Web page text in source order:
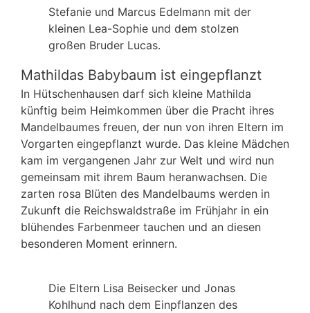
Stefanie und Marcus Edelmann mit der
kleinen Lea-Sophie und dem stolzen
großen Bruder Lucas.
Mathildas Babybaum ist eingepflanzt
In Hütschenhausen darf sich kleine Mathilda
künftig beim Heimkommen über die Pracht ihres
Mandelbaumes freuen, der nun von ihren Eltern im
Vorgarten eingepflanzt wurde. Das kleine Mädchen
kam im vergangenen Jahr zur Welt und wird nun
gemeinsam mit ihrem Baum heranwachsen. Die
zarten rosa Blüten des Mandelbaums werden in
Zukunft die Reichswaldstraße im Frühjahr in ein
blühendes Farbenmeer tauchen und an diesen
besonderen Moment erinnern.
Die Eltern Lisa Beisecker und Jonas
Kohlhund nach dem Einpflanzen des